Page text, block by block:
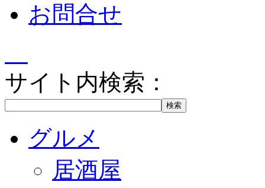
お問合せ
サイト内検索：
グルメ
居酒屋